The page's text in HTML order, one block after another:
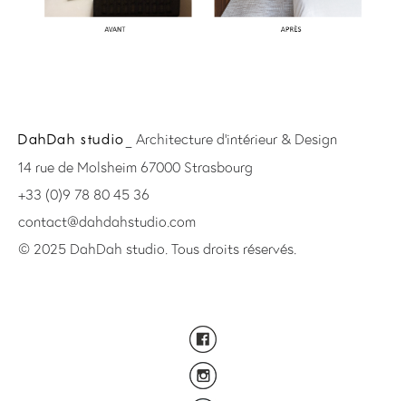
DahDah studio
_ Architecture d’intérieur & Design
14 rue de Molsheim 67000 Strasbourg
+33 (0)9 78 80 45 36
contact@dahdahstudio.com
© 2025 DahDah studio. Tous droits réservés.